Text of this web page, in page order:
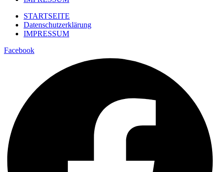
STARTSEITE
Datenschutzerklärung
IMPRESSUM
Facebook